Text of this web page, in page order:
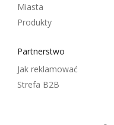
Miasta
Produkty
Partnerstwo
Jak reklamować
Strefa B2B